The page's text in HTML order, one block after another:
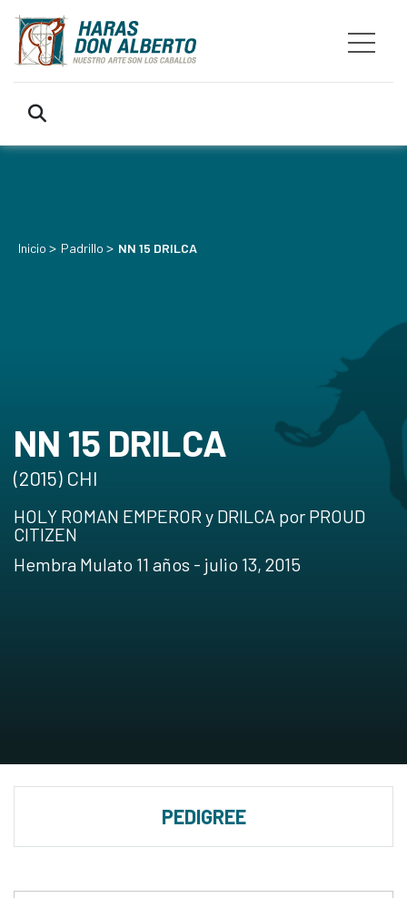
Inicio > Padrillo > NN 15 DRILCA
NN 15 DRILCA
(2015) CHI
HOLY ROMAN EMPEROR y DRILCA por PROUD
CITIZEN
Hembra Mulato 11 años - julio 13, 2015
PEDIGREE